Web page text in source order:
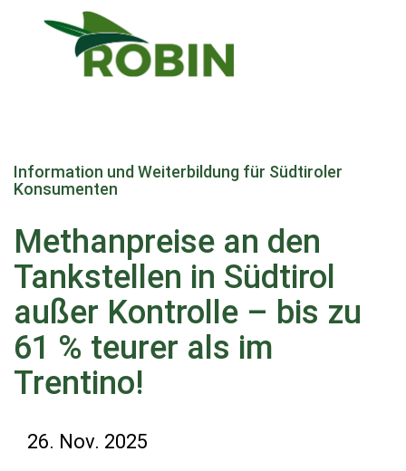
zum
Inhalt
Information und Weiterbildung für Südtiroler
Konsumenten
Methanpreise an den
Tankstellen in Südtirol
außer Kontrolle – bis zu
61 % teurer als im
Trentino!
26. Nov. 2025